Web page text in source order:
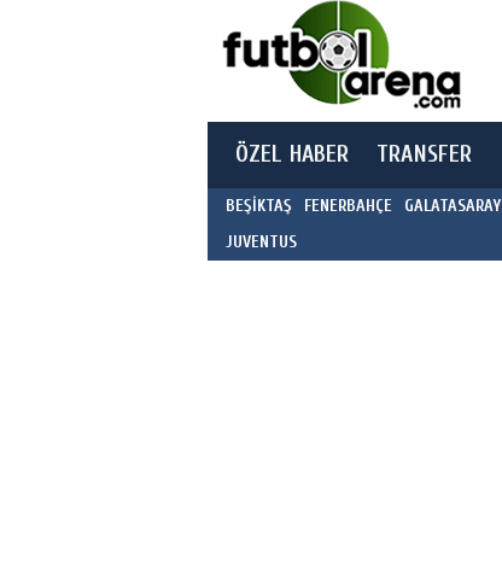
ÖZEL HABER TRANSFER
BEŞİKTAŞ FENERBAHÇE GALATASARAY
JUVENTUS